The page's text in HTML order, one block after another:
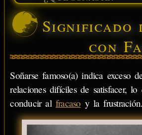
Significado
con
Soñarse famoso(a) indica exceso
relaciones difíciles de satisfacer, lo
conducir al fracaso y la frustración.